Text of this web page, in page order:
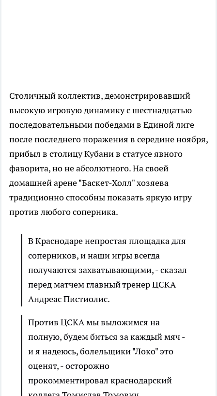
Столичный коллектив, демонстрировавший
высокую игровую динамику с шестнадцатью
последовательными победами в Единой лиге
после последнего поражения в середине ноября,
прибыл в столицу Кубани в статусе явного
фаворита, но не абсолютного. На своей
домашней арене "Баскет-Холл" хозяева
традиционно способны показать яркую игру
против любого соперника.
В Краснодаре непростая площадка для
соперников, и наши игры всегда
получаются захватывающими, - сказал
перед матчем главный тренер ЦСКА
Андреас Пистиолис.
Против ЦСКА мы выложимся на
полную, будем биться за каждый мяч -
и я надеюсь, болельщики "Локо" это
оценят, - осторожно
прокомментировал краснодарский